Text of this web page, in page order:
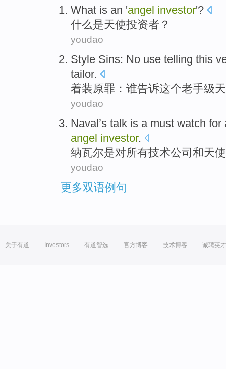
What is an 'angel investor'?
什么是天使投资者 ？
youdao
Style Sins: No use telling this
tailor.
着装原罪 ： 谁告诉这个老手级
youdao
Naval’s talk is a must watch for
angel investor.
纳瓦尔是对所有技术公司 和天使
youdao
更多双语例句
关于有道 Investors 有道智选 官方博客 技术博客 诚聘英才